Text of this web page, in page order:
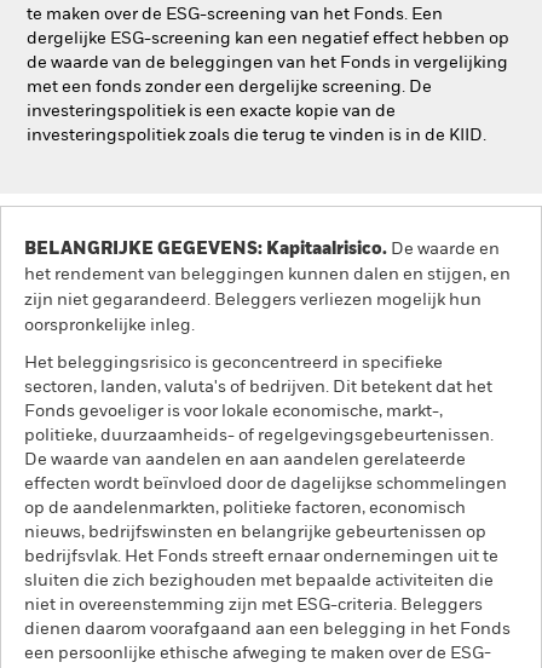
te maken over de ESG-screening van het Fonds. Een
dergelijke ESG-screening kan een negatief effect hebben op
de waarde van de beleggingen van het Fonds in vergelijking
met een fonds zonder een dergelijke screening. De
investeringspolitiek is een exacte kopie van de
investeringspolitiek zoals die terug te vinden is in de KIID.
BELANGRIJKE GEGEVENS: Kapitaalrisico. De waarde en
het rendement van beleggingen kunnen dalen en stijgen, en
zijn niet gegarandeerd. Beleggers verliezen mogelijk hun
oorspronkelijke inleg.
Het beleggingsrisico is geconcentreerd in specifieke
sectoren, landen, valuta's of bedrijven. Dit betekent dat het
Fonds gevoeliger is voor lokale economische, markt-,
politieke, duurzaamheids- of regelgevingsgebeurtenissen.
De waarde van aandelen en aan aandelen gerelateerde
effecten wordt beïnvloed door de dagelijkse schommelingen
op de aandelenmarkten, politieke factoren, economisch
nieuws, bedrijfswinsten en belangrijke gebeurtenissen op
bedrijfsvlak. Het Fonds streeft ernaar ondernemingen uit te
sluiten die zich bezighouden met bepaalde activiteiten die
niet in overeenstemming zijn met ESG-criteria. Beleggers
dienen daarom voorafgaand aan een belegging in het Fonds
een persoonlijke ethische afweging te maken over de ESG-